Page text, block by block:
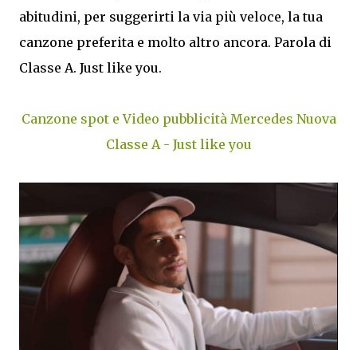
abitudini, per suggerirti la via più veloce, la tua
canzone preferita e molto altro ancora. Parola di
Classe A. Just like you.
Canzone spot e Video pubblicità Mercedes Nuova
Classe A - Just like you